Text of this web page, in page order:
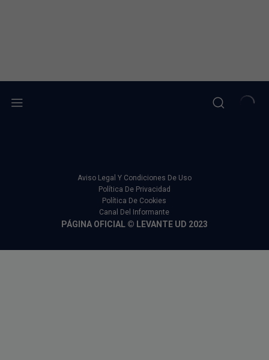
Aviso Legal Y Condiciones De Uso
Política De Privacidad
Política De Cookies
Canal Del Informante
PÁGINA OFICIAL © LEVANTE UD 2023